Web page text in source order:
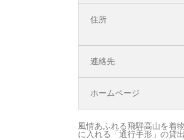
住所
連絡先
ホームページ
風情あふれる飛騨高山を着
に入れる「通行手形」の貸